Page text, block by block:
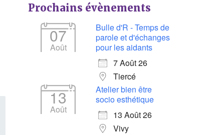
Prochains évènements
07
Août
Bulle d'R - Temps de
parole et d'échanges
pour les aidants
7 Août 26
Tiercé
13
Août
Atelier bien être
socio esthétique
13 Août 26
Vivy